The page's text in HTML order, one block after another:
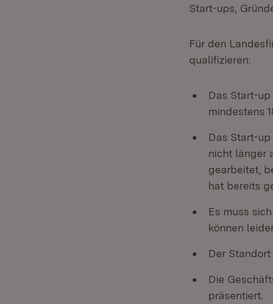
Start-ups,
Für den
qualifizieren:
Das Start-
mindestens
Das Start-
nicht länger
gearbeitet,
hat bereits
Es muss
können
Der
Die
präsentiert.